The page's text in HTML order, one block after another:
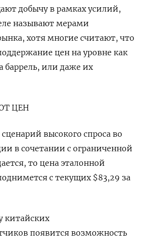
добычу в рамках усилий,
называют мерами
хотя многие считают, что
цен на уровне как
или даже их
ЦЕН
высокого спроса во
в сочетании с ограниченной
то цена эталонной
с текущих $83,29 за
китайских
появится возможность